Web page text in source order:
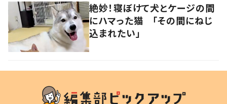
絶妙！寝ぼけて犬とケージの間
にハマった猫 「その間にねじ
込まれたい」